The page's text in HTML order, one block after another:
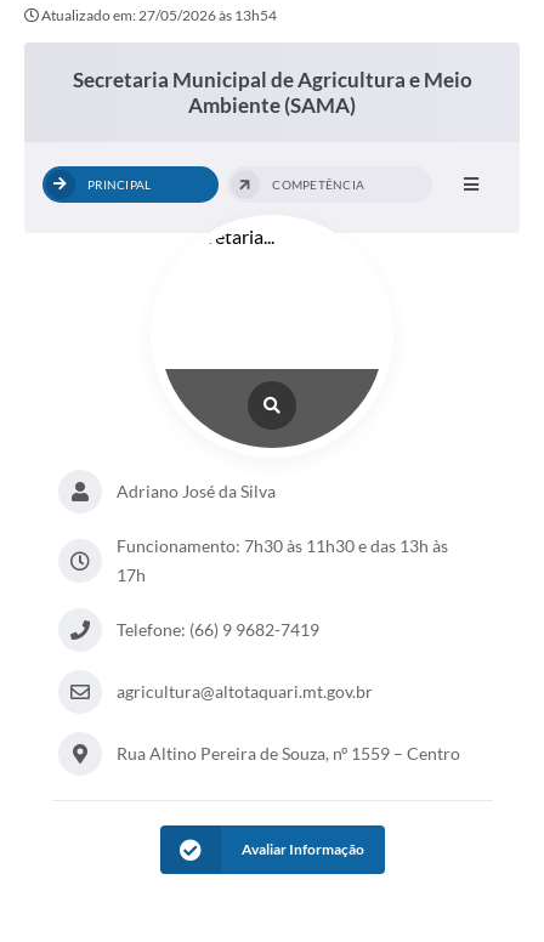
Atualizado em: 27/05/2026 às 13h54
Secretaria Municipal de Agricultura e Meio
Ambiente (SAMA)
PRINCIPAL COMPETÊNCIA
Adriano José da Silva
Funcionamento: 7h30 às 11h30 e das 13h às
17h
Telefone: (66) 9 9682-7419
agricultura@altotaquari.mt.gov.br
Rua Altino Pereira de Souza, nº 1559 – Centro
Avaliar Informação